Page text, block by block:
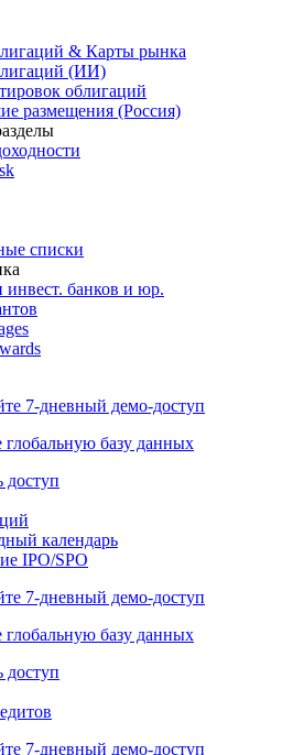
& Карты рынка
(ИИ)
облигаций
размещения (Россия)
списки
инвест. банков и юр.
7-дневный демо-доступ
глобальную базу данных
доступ
календарь
IPO/SPO
7-дневный демо-доступ
глобальную базу данных
доступ
7-дневный демо-доступ